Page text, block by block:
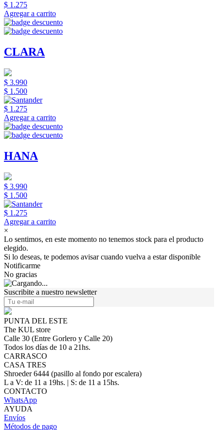
$ 1.275
Agregar a carrito
CLARA
$ 3.990
$ 1.500
$ 1.275
Agregar a carrito
HANA
$ 3.990
$ 1.500
$ 1.275
Agregar a carrito
×
Lo sentimos, en este momento no tenemos stock para el producto
elegido.
Si lo deseas, te podemos avisar cuando vuelva a estar disponible
Notificarme
No gracias
Suscribite a nuestro newsletter
PUNTA DEL ESTE
The KUL store
Calle 30 (Entre Gorlero y Calle 20)
Todos los días de 10 a 21hs.
CARRASCO
CASA TRES
Shroeder 6444 (pasillo al fondo por escalera)
L a V: de 11 a 19hs. | S: de 11 a 15hs.
CONTACTO
WhatsApp
AYUDA
Envíos
Métodos de pago